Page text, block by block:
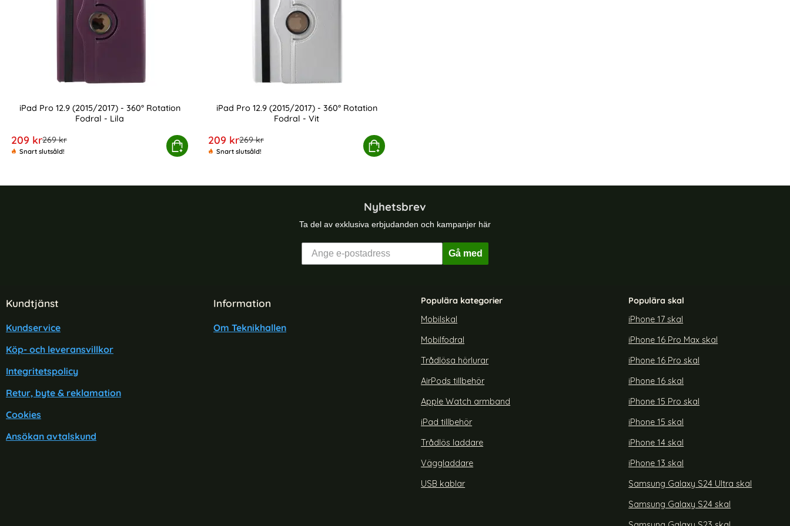
iPad Pro 12.9 (2015/2017) - 360° Rotation
Fodral - Lila
rea pris
209 krtidigare pris
269 kr
Snart slutsåld!
Köp
iPad Pro 12.9 (2015/2017) - 360° Rotation Fodral - Lila
iPad Pro 12.9 (2015/2017) - 360° Rotation
Fodral - Vit
rea pris
209 krtidigare pris
269 kr
Snart slutsåld!
Köp
iPad Pro 12.9 (2015/2017) - 360° Rotation Fodral - Vit
Nyhetsbrev
Ta del av exklusiva erbjudanden och kampanjer här
Gå med
Sidfot Blandad info och länkar
Kundtjänst
Kundservice
Köp- och leveransvillkor
Integritetspolicy
Retur, byte & reklamation
Cookies
Ansökan avtalskund
Information
Om Teknikhallen
Populära kategorier
Mobilskal
Mobilfodral
Trådlösa hörlurar
AirPods tillbehör
Apple Watch armband
iPad tillbehör
Trådlös laddare
Väggladdare
USB kablar
Populära skal
iPhone 17 skal
iPhone 16 Pro Max skal
iPhone 16 Pro skal
iPhone 16 skal
iPhone 15 Pro skal
iPhone 15 skal
iPhone 14 skal
iPhone 13 skal
Samsung Galaxy S24 Ultra skal
Samsung Galaxy S24 skal